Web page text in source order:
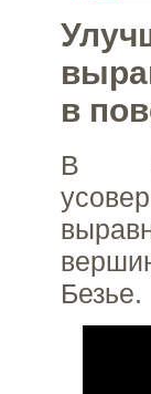
в
В
Безье.